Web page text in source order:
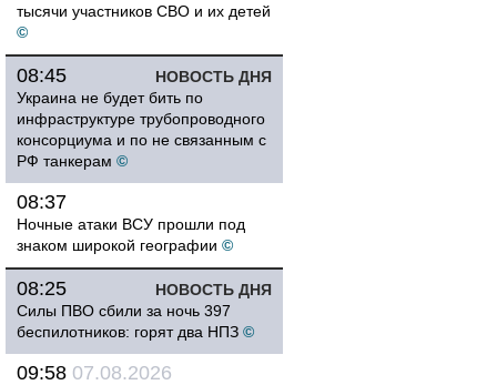
тысячи участников СВО и их детей
©
НОВОСТЬ ДНЯ
08:45
Украина не будет бить по
инфраструктуре трубопроводного
консорциума и по не связанным с
РФ танкерам ©
08:37
Ночные атаки ВСУ прошли под
знаком широкой географии ©
НОВОСТЬ ДНЯ
08:25
Силы ПВО сбили за ночь 397
беспилотников: горят два НПЗ ©
09:58 07.08.2026